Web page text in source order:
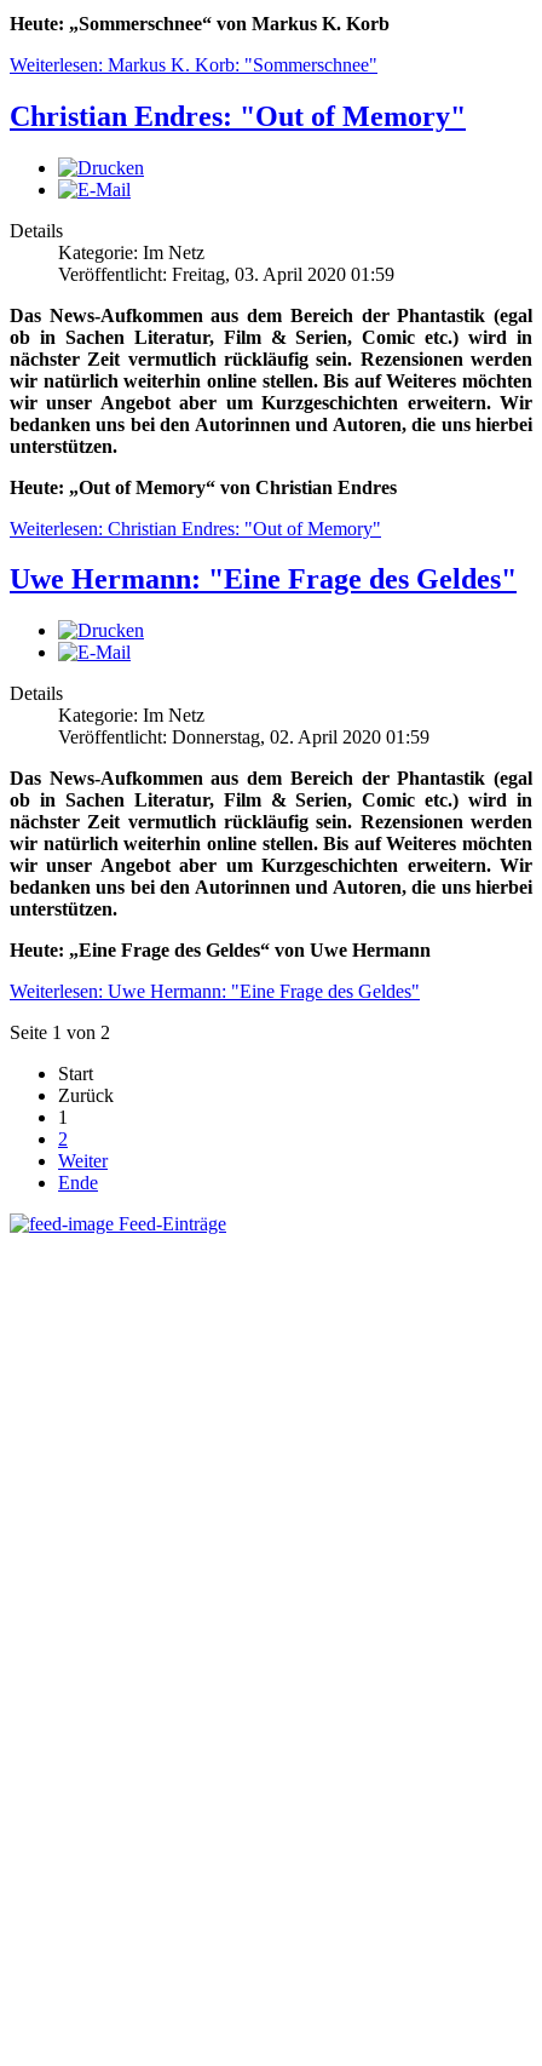
Heute: „Sommerschnee“ von Markus K. Korb
Weiterlesen: Markus K. Korb: "Sommerschnee"
Christian Endres: "Out of Memory"
Details
Kategorie: Im Netz
Veröffentlicht: Freitag, 03. April 2020 01:59
Das News-Aufkommen aus dem Bereich der Phantastik (egal
ob in Sachen Literatur, Film & Serien, Comic etc.) wird in
nächster Zeit vermutlich rückläufig sein. Rezensionen werden
wir natürlich weiterhin online stellen. Bis auf Weiteres möchten
wir unser Angebot aber um Kurzgeschichten erweitern. Wir
bedanken uns bei den Autorinnen und Autoren, die uns hierbei
unterstützen.
Heute: „Out of Memory“ von Christian Endres
Weiterlesen: Christian Endres: "Out of Memory"
Uwe Hermann: "Eine Frage des Geldes"
Details
Kategorie: Im Netz
Veröffentlicht: Donnerstag, 02. April 2020 01:59
Das News-Aufkommen aus dem Bereich der Phantastik (egal
ob in Sachen Literatur, Film & Serien, Comic etc.) wird in
nächster Zeit vermutlich rückläufig sein. Rezensionen werden
wir natürlich weiterhin online stellen. Bis auf Weiteres möchten
wir unser Angebot aber um Kurzgeschichten erweitern. Wir
bedanken uns bei den Autorinnen und Autoren, die uns hierbei
unterstützen.
Heute: „Eine Frage des Geldes“ von Uwe Hermann
Weiterlesen: Uwe Hermann: "Eine Frage des Geldes"
Seite 1 von 2
Start
Zurück
1
2
Weiter
Ende
Feed-Einträge